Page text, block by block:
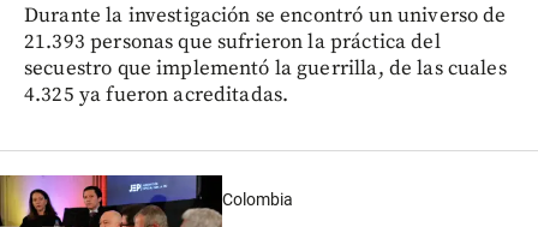
Durante la investigación se encontró un universo de
21.393 personas que sufrieron la práctica del
secuestro que implementó la guerrilla, de las cuales
4.325 ya fueron acreditadas.
Colombia